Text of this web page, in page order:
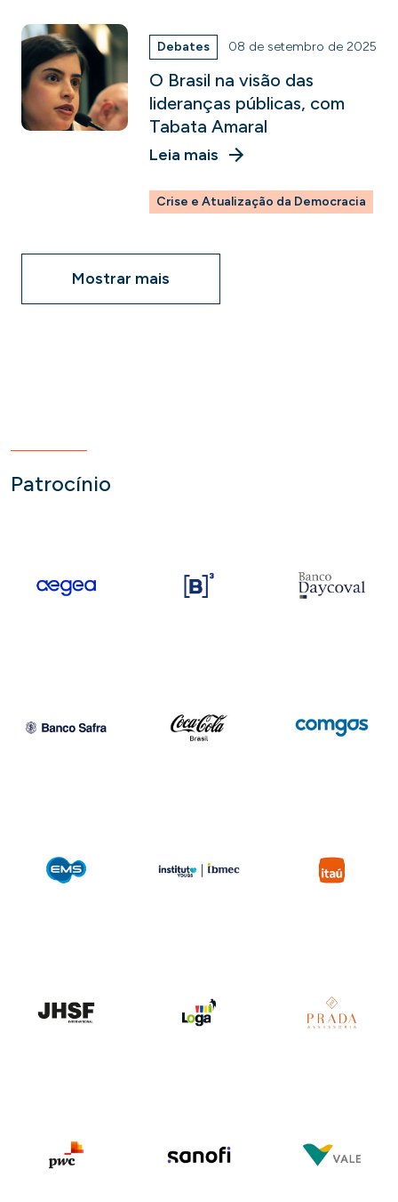
Debates 08 de setembro de 2025
O Brasil na visão das
lideranças públicas, com
Tabata Amaral
Leia mais
Crise e Atualização da Democracia
Mostrar mais
Patrocínio